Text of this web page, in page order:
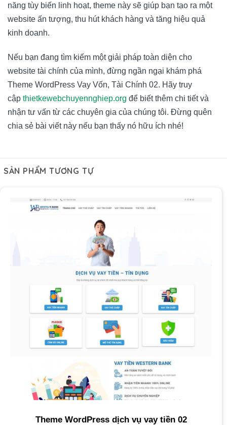
năng tùy biến linh hoạt, theme này sẽ giúp bạn tạo ra một
website ấn tượng, thu hút khách hàng và tăng hiệu quả
kinh doanh.
Nếu bạn đang tìm kiếm một giải pháp toàn diện cho
website tài chính của mình, đừng ngần ngại khám phá
Theme WordPress Vay Vốn, Tài Chính 02. Hãy truy
cập thietkewebchuyennghiep.org để biết thêm chi tiết và
nhận tư vấn từ các chuyên gia của chúng tôi. Đừng quên
chia sẻ bài viết này nếu bạn thấy nó hữu ích nhé!
SẢN PHẨM TƯƠNG TỰ
Theme WordPress dịch vụ vay tiền 02